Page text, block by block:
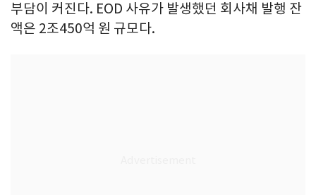
부담이 커진다. EOD 사유가 발생했던 회사채 발행 잔
액은 2조450억 원 규모다.